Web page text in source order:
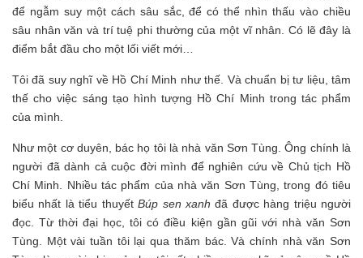
để ngẫm suy một cách sâu sắc, để có thể nhìn thấu vào chiều
sâu nhân văn và trí tuệ phi thường của một vĩ nhân. Có lẽ đây là
điểm bắt đầu cho một lối viết mới…
Tôi đã suy nghĩ về Hồ Chí Minh như thế. Và chuẩn bị tư liệu, tâm
thế cho việc sáng tạo hình tượng Hồ Chí Minh trong tác phẩm
của mình.
Như một cơ duyên, bác họ tôi là nhà văn Sơn Tùng. Ông chính là
người đã dành cả cuộc đời mình để nghiên cứu về Chủ tịch Hồ
Chí Minh. Nhiều tác phẩm của nhà văn Sơn Tùng, trong đó tiêu
biểu nhất là tiểu thuyếtBúp sen xanh đã được hàng triệu người
đọc. Từ thời đại học, tôi có điều kiện gần gũi với nhà văn Sơn
Tùng. Một vài tuần tôi lại qua thăm bác. Và chính nhà văn Sơn